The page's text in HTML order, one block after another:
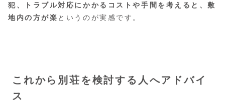
犯、トラブル対応にかかるコストや手間を考えると、敷
地内の方が楽 というのが実感です。
これから別荘を検討する人へアドバイ
ス